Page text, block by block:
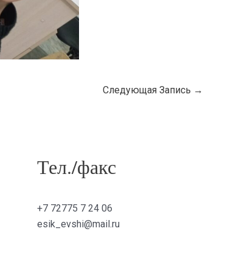
Следующая Запись →
Тел./факс
+7 72775 7 24 06
esik_evshi@mail.ru